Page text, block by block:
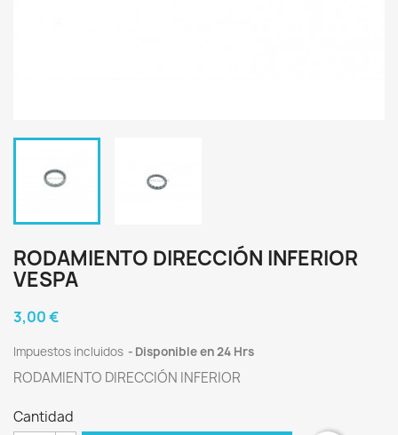
RODAMIENTO DIRECCIÓN INFERIOR
VESPA
3,00 €
Impuestos incluidos Disponible en 24 Hrs
RODAMIENTO DIRECCIÓN INFERIOR
Cantidad